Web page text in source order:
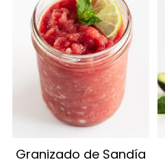
Granizado de Sandía